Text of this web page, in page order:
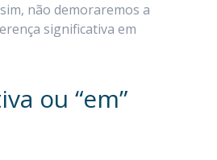
não demoraremos a
significativa em
ou “em”